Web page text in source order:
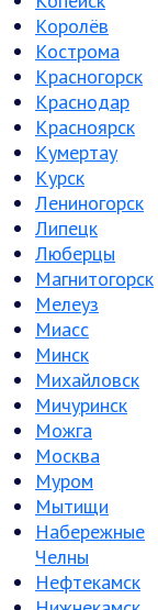
Королёв
Кострома
Красногорск
Краснодар
Красноярск
Кумертау
Курск
Лениногорск
Липецк
Люберцы
Магнитогорск
Мелеуз
Миасс
Минск
Михайловск
Мичуринск
Можга
Москва
Муром
Мытищи
Набережные
Челны
Нефтекамск